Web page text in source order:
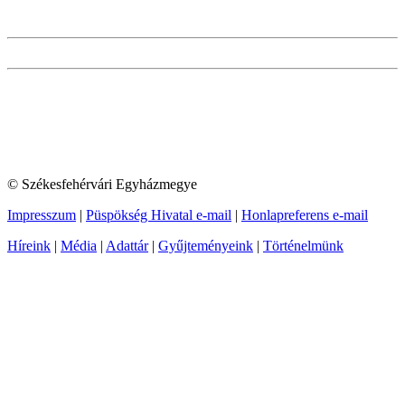
© Székesfehérvári Egyházmegye
Impresszum | Püspökség Hivatal e-mail | Honlapreferens e-mail
Híreink | Média | Adattár| Gyűjteményeink | Történelmünk